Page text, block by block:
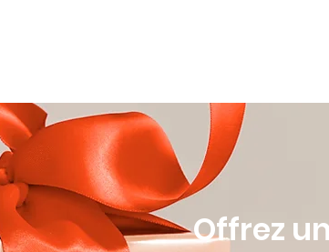
Offrez